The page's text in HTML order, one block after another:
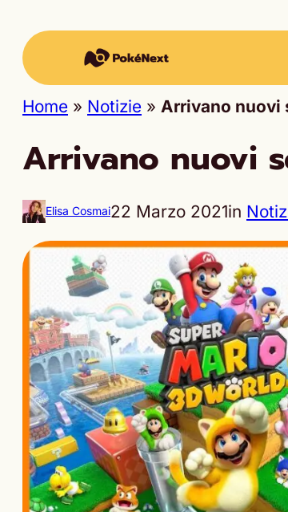
Home » Notizie » Arrivano nuovi
Arrivano nuovi
Elisa Cosmai22 Marzo 2021in